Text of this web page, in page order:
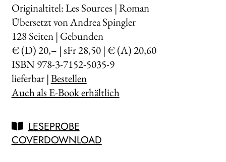
Originaltitel: Les Sources | Roman
Übersetzt von Andrea Spingler
128Seiten | Gebunden
€ (D) 20,– | sFr 28,50 | € (A) 20,60
ISBN 978-3-7152-5035-9
lieferbar |Bestellen
Auch als E-Book erhältlich
LESEPROBE
COVERDOWNLOAD